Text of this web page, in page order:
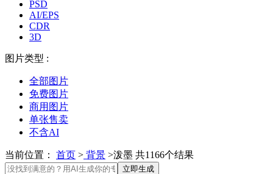
PSD
AI/EPS
CDR
3D
图片类型 :
全部图片
免费图片
商用图片
单张售卖
不含AI
当前位置： 首页 > 背景 >泼墨 共1166个结果
立即生成